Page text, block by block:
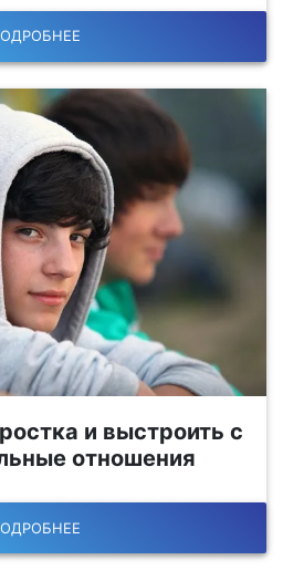
и выстроить с
отношения